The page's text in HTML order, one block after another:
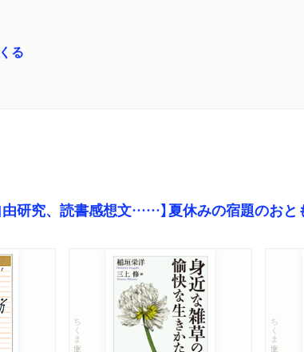
る
由研究、読書感想文……】夏休みの宿題のおと
ちくま文庫 ちくま文庫